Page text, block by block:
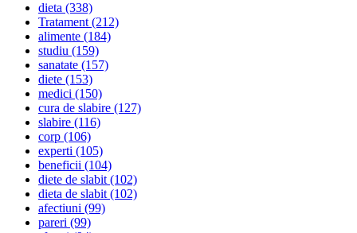
dieta (338)
Tratament(212)
alimente (184)
studiu (159)
sanatate (157)
diete (153)
medici (150)
cura de slabire (127)
slabire (116)
corp (106)
experti (105)
beneficii (104)
diete de slabit(102)
dieta de slabit(102)
afectiuni (99)
pareri (99)